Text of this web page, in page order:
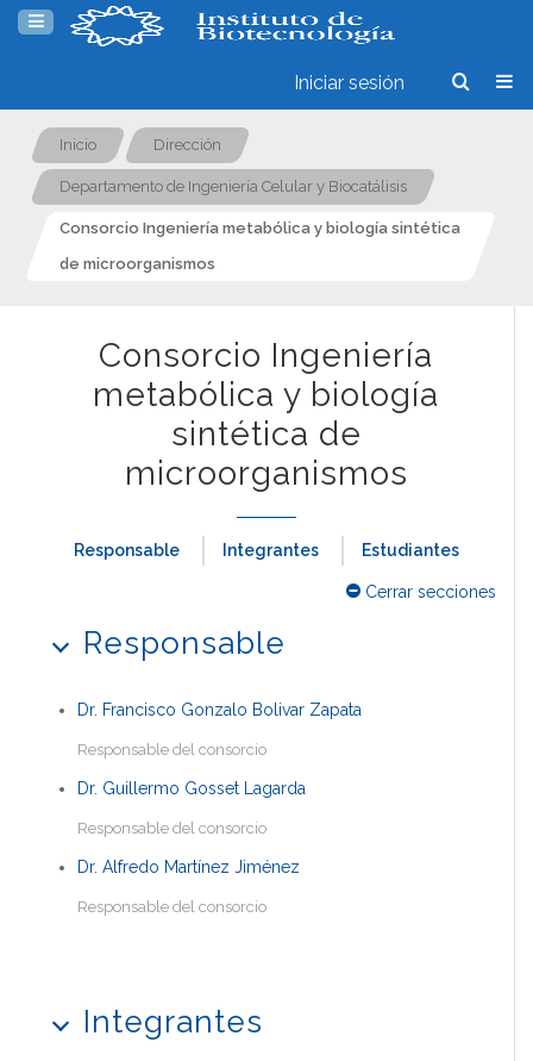
Iniciar sesión
Inicio Dirección
Departamento de Ingeniería Celular y Biocatálisis
Consorcio Ingeniería metabólica y biología sintética
de microorganismos
Consorcio Ingeniería
metabólica y biología
sintética de
microorganismos
Responsable Integrantes Estudiantes
Cerrar secciones
Responsable
Dr. Francisco Gonzalo Bolivar Zapata
Responsable del consorcio
Dr. Guillermo Gosset Lagarda
Responsable del consorcio
Dr. Alfredo Martínez Jiménez
Responsable del consorcio
Integrantes